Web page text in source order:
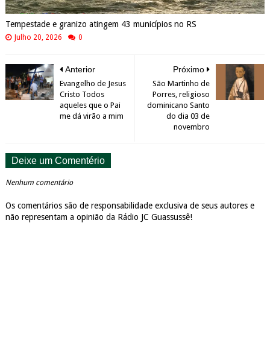
Tempestade e granizo atingem 43 municípios no RS
Julho 20, 2026 0
Próximo
São Martinho de
Porres, religioso
dominicano Santo
do dia 03 de
novembro
Anterior
Evangelho de Jesus
Cristo Todos
aqueles que o Pai
me dá virão a mim
Deixe um Comentério
Nenhum comentário
Os comentários são de responsabilidade exclusiva de seus autores e
não representam a opinião da Rádio JC Guassussê!